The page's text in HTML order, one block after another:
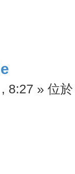
8:27 » 位